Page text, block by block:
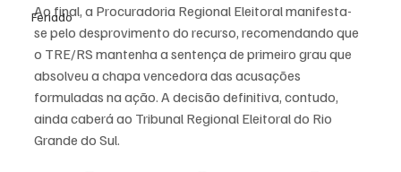
Feriado
Ao final, a Procuradoria Regional Eleitoral manifesta-
se pelo desprovimento do recurso, recomendando que
o TRE/RS mantenha a sentença de primeiro grau que
absolveu a chapa vencedora das acusações
formuladas na ação. A decisão definitiva, contudo,
ainda caberá ao Tribunal Regional Eleitoral do Rio
Grande do Sul.